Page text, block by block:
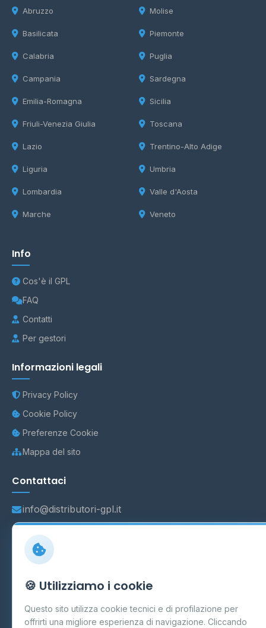
Abruzzo
Basilicata
Calabria
Campania
Emilia-Romagna
Friuli-Venezia Giulia
Lazio
Liguria
Lombardia
Marche
Molise
Piemonte
Puglia
Sardegna
Sicilia
Toscana
Trentino-Alto Adige
Umbria
Valle d'Aosta
Veneto
Info
Cos'è il GPL
FAQ
Contatti
Per gestori
Informazioni legali
Privacy Policy
Cookie Policy
Preferenze Cookie
Mappa del sito
Contattaci
info@distributori-gpl.it
Carpi P.IVA 03859300364
Aggiornamento quotidiano
🍪 Utilizziamo i cookie
Questo sito utilizza cookie tecnici e di profilazione per
offrirti una migliore esperienza di navigazione. Cliccando